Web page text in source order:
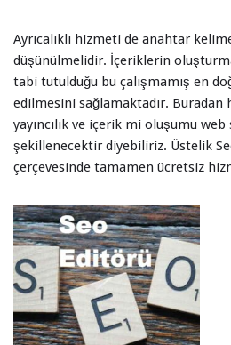
Ayrıcalıklı hizmeti de anahtar
düşünülmelidir. İçeriklerin
tabi tutulduğu bu çalışmamış en
edilmesini sağlamaktadır. Buradan
yayıncılık ve içerik mi oluşumu
şekillenecektir diyebiliriz. Üstelik
çerçevesinde tamamen ücretsiz